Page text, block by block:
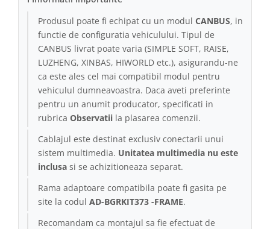
Conectică Kia
Conectică Hyundai
Conectică Mitsubishi
Lumini ambientale
Produsul poate fi echipat cu un modul CANBUS, in
functie de configuratia vehiculului. Tipul de
CANBUS livrat poate varia (SIMPLE SOFT, RAISE,
LUZHENG, XINBAS, HIWORLD etc.), asigurandu-ne
ca este ales cel mai compatibil modul pentru
vehiculul dumneavoastra. Daca aveti preferinte
pentru un anumit producator, specificati in
rubrica Observatii la plasarea comenzii.
Cablajul este destinat exclusiv conectarii unui
sistem multimedia. Unitatea multimedia nu este
inclusa si se achizitioneaza separat.
Rama adaptoare compatibila poate fi gasita pe
site la codul AD-BGRKIT373 -FRAME.
Recomandam ca montajul sa fie efectuat de